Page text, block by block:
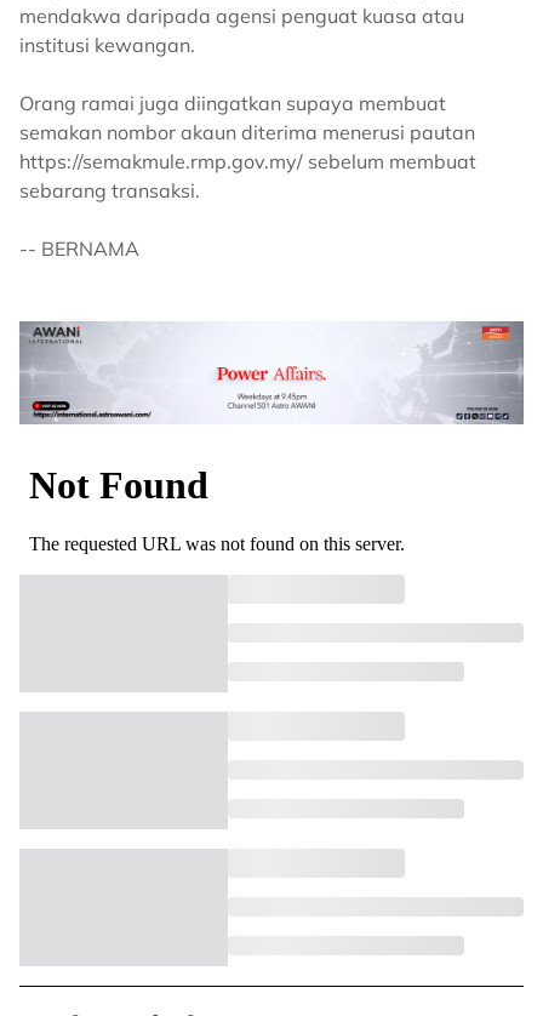
mendakwa daripada agensi penguat kuasa atau
institusi kewangan.
Orang ramai juga diingatkan supaya membuat
semakan nombor akaun diterima menerusi pautan
https://semakmule.rmp.gov.my/ sebelum membuat
sebarang transaksi.
-- BERNAMA